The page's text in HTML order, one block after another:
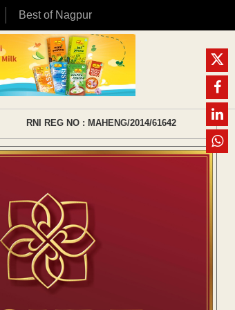
Best of Nagpur
RNI REG NO : MAHENG/2014/61642